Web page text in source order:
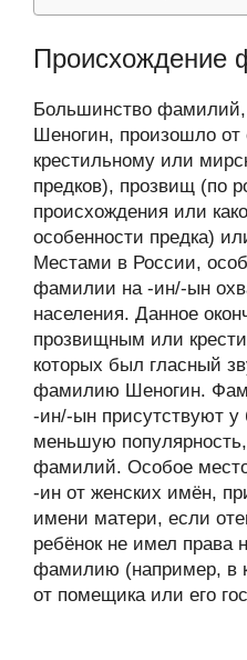
Происхождение
Большинство
Шеногин, произошло от
крестильному или
предков), прозвищ (по
происхождения или
особенности предка)
Местами в России,
фамилии на -ин/-ын
населения. Данное
прозвищным или
которых был гласный
фамилию Шеногин.
-ин/-ын присутствуют
меньшую
фамилий. Особое
-ин от женских имён,
имени матери, если
ребёнок не имел права
фамилию (например, в
от помещика или его